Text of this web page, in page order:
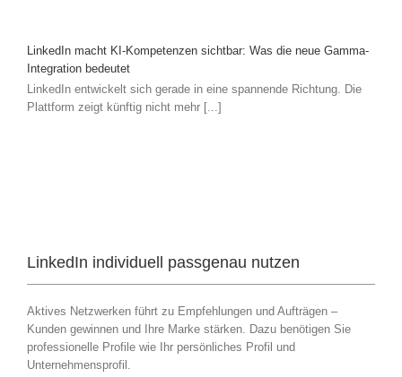
LinkedIn macht KI-Kompetenzen sichtbar: Was die neue Gamma-
Integration bedeutet
LinkedIn entwickelt sich gerade in eine spannende Richtung. Die
Plattform zeigt künftig nicht mehr [...]
LinkedIn individuell passgenau nutzen
Aktives Netzwerken führt zu Empfehlungen und Aufträgen –
Kunden gewinnen und Ihre Marke stärken. Dazu benötigen Sie
professionelle Profile wie Ihr persönliches Profil und
Unternehmensprofil.